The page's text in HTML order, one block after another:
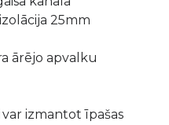
25mm
ārējo apvalku
izmantot īpašas